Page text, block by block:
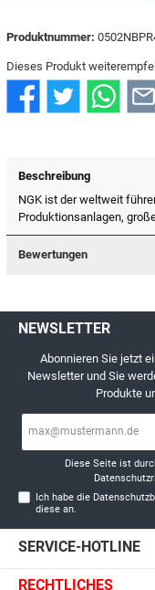
Produktnummer:
Dieses Produkt
Beschreibung
NGK ist der weltweit
Produktionsanlagen,
Bewertungen
NEWSLETTER
Abonnieren Sie jetzt
Newsletter und Sie
Produkte
Diese Seite ist
Ich habe die
diese an.
SERVICE-HOTLINE
RECHTLICHES